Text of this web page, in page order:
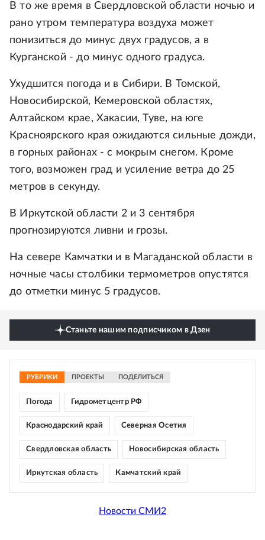
В то же время в Свердловской области ночью и
рано утром температура воздуха может
понизиться до минус двух градусов, а в
Курганской - до минус одного градуса.
Ухудшится погода и в Сибири. В Томской,
Новосибирской, Кемеровской областях,
Алтайском крае, Хакасии, Туве, на юге
Красноярского края ожидаются сильные дожди,
в горных районах - с мокрым снегом. Кроме
того, возможен град и усиление ветра до 25
метров в секунду.
В Иркутской области 2 и 3 сентября
прогнозируются ливни и грозы.
На севере Камчатки и в Магаданской области в
ночные часы столбики термометров опустятся
до отметки минус 5 градусов.
Станьте нашим подписчиком в Дзен
РУБРИКИ ПРОЕКТЫ ПОДЕЛИТЬСЯ
Погода Гидрометцентр РФ
Краснодарский край Северная Осетия
Свердловская область Новосибирская область
Иркутская область Камчатский край
Новости СМИ2